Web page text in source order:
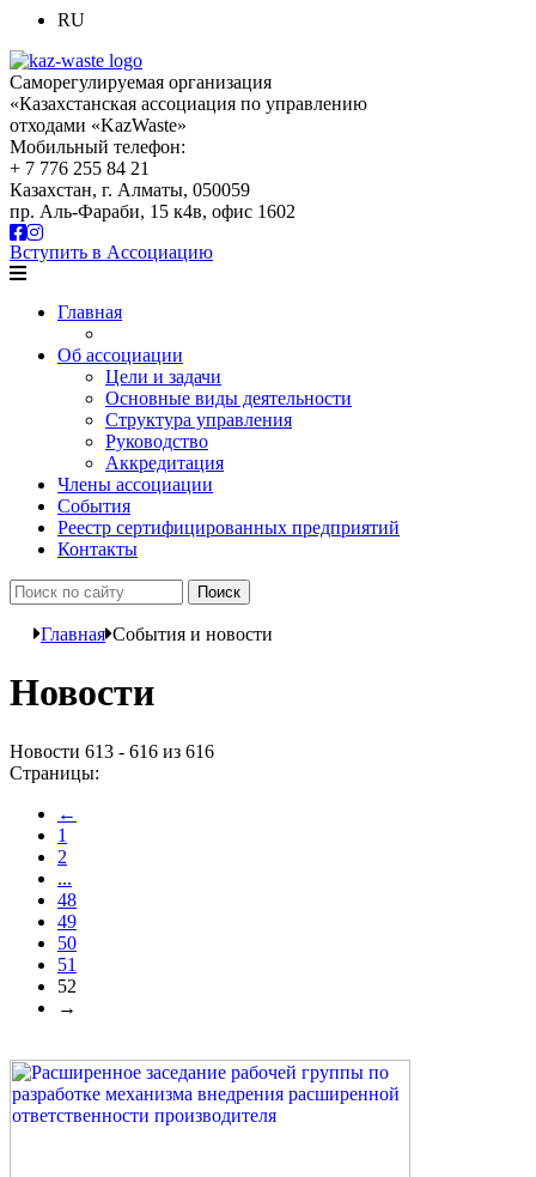
RU
Саморегулируемая организация
«Казахстанская ассоциация по управлению
отходами «KazWaste»
Мобильный телефон:
+ 7 776 255 84 21
Казахстан, г. Алматы, 050059
пр. Аль-Фараби, 15 к4в, офис 1602
Вступить в Ассоциацию
Главная
Об ассоциации
Цели и задачи
Основные виды деятельности
Структура управления
Руководство
Аккредитация
Члены ассоциации
События
Реестр сертифицированных предприятий
Контакты
Главная События и новости
Новости
Новости 613 - 616 из 616
Страницы:
←
1
2
...
48
49
50
51
52
→